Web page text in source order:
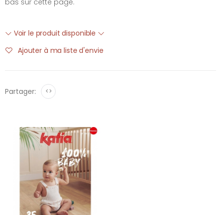
bas sur cette page.
Voir le produit disponible
Ajouter à ma liste d'envie
Partager: <>